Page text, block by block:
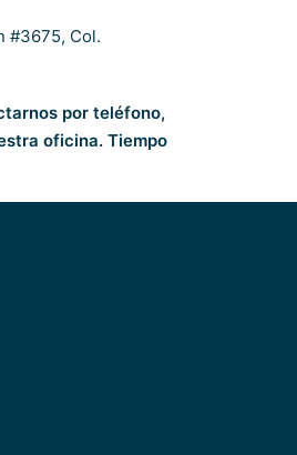
#3675, Col.
por teléfono,
oficina. Tiempo